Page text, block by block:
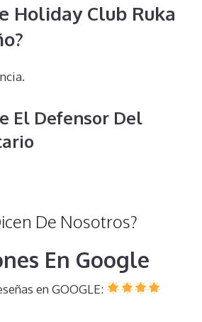
Holiday Club Ruka
El Defensor Del
De Nosotros?
En Google
en GOOGLE: